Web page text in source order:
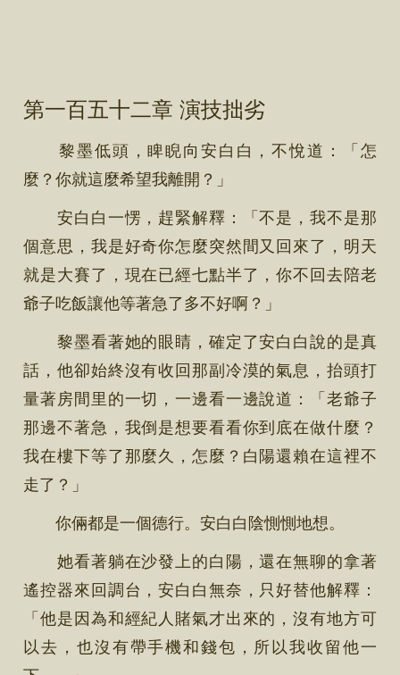
第一百五十二章 演技拙劣
黎墨低頭，睥睨向安白白，不悅道：「怎
麼？你就這麼希望我離開？」
安白白一愣，趕緊解釋：「不是，我不是那
個意思，我是好奇你怎麼突然間又回來了，明天
就是大賽了，現在已經七點半了，你不回去陪老
爺子吃飯讓他等著急了多不好啊？」
黎墨看著她的眼睛，確定了安白白說的是真
話，他卻始終沒有收回那副冷漠的氣息，抬頭打
量著房間里的一切，一邊看一邊說道：「老爺子
那邊不著急，我倒是想要看看你到底在做什麼？
我在樓下等了那麼久，怎麼？白陽還賴在這裡不
走了？」
你倆都是一個德行。安白白陰惻惻地想。
她看著躺在沙發上的白陽，還在無聊的拿著
遙控器來回調台，安白白無奈，只好替他解釋：
「他是因為和經紀人賭氣才出來的，沒有地方可
以去，也沒有帶手機和錢包，所以我收留他一